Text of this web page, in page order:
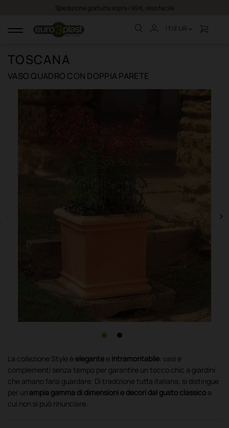
Spedizione gratuita sopra i 99 €, reso facile
navigazione IT/EUR
TOSCANA
VASO QUADRO CON DOPPIA PARETE
La collezione Style è elegante e intramontabile: vasi e
complementi senza tempo per garantire un tocco chic a giardini
che amano farsi guardare. Di tradizione tutta italiana, si distingue
per un'ampia gamma di dimensioni e decori dal gusto classico a
cui non si può rinunciare.